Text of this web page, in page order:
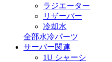
ラジエーター
リザーバー
冷却水
全部水冷パーツ
サーバー関連
1U シャーシ